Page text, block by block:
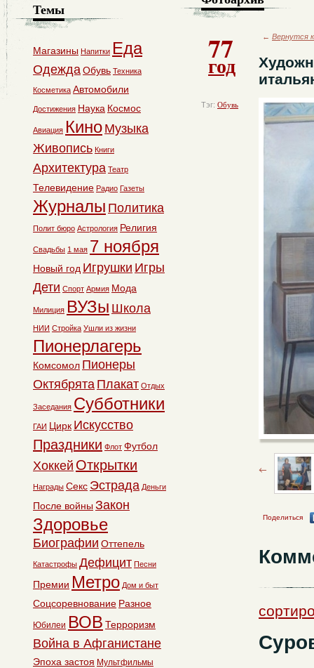
77
год
Тэг: Обувь
← Вернутся
Поделиться
Темы
Магазины Напитки Еда
ОдеждаОбувь Техника
Косметика Автомобили
Достижения Наука Космос
Авиация Кино Музыка
Живопись Книги
Архитектура Театр
Телевидение Радио Газеты
Журналы Политика
Полит бюро Астрология Религия
Свадьбы 1 мая 7 ноября
Новый год Игрушки Игры
Дети Спорт Армия Мода
Милиция ВУЗы Школа
НИИ Стройка Ушли из жизни
Пионерлагерь
Комсомол Пионеры
Октябрята Плакат Отдых
Заседания Субботники
ГАИ Цирк Искусство
Праздники Флот Футбол
Хоккей Открытки
Награды Секс Эстрада Деньги
После войны Закон
Здоровье
Биографии Оттепель
Катастрофы Дефицит Песни
Премии Метро Дом и быт
Соцсоревнование Разное
Юбилеи ВОВ Терроризм
Война в Афганистане
Эпоха застоя Мультфильмы